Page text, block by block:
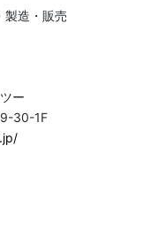
製造・販売
ー
30-1F